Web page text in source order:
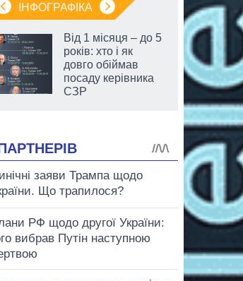
ІНФОГРАФІКА
Від 1 місяця – до 5
років: хто і як
довго обіймав
посаду керівника
СЗР